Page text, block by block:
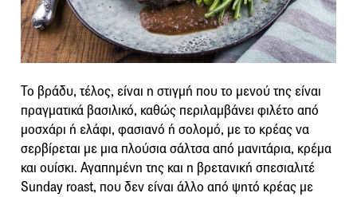
Το βράδυ, τέλος, είναι η στιγμή που το μενού της είναι
πραγματικά βασιλικό, καθώς περιλαμβάνει φιλέτο από
μοσχάρι ή ελάφι, φασιανό ή σολομό, με το κρέας να
σερβίρεται με μια πλούσια σάλτσα από μανιτάρια, κρέμα
και ουίσκι. Αγαπημένη της και η βρετανική σπεσιαλιτέ
Sunday roast, που δεν είναι άλλο από ψητό κρέας με